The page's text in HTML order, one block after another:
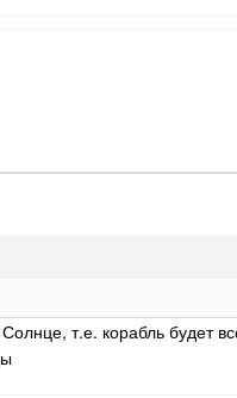
т.е. корабль будет